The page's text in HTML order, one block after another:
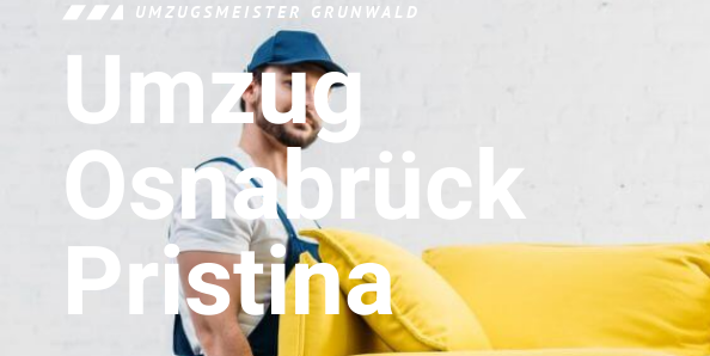
UMZUGSMEISTER GRUNWALD
Umzug
Osnabrück
Pristina